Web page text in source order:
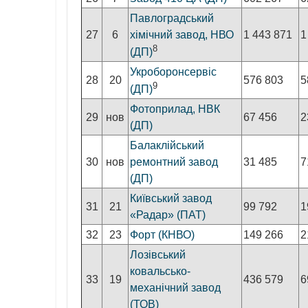
27 6
Павлоградський
хімічний завод, НВО
(ДП)8
1 443 871
28 20
Укроборонсервіс
(ДП)9 576 803
29 нов
Фотоприлад, НВК
(ДП)
67 456
30 нов
Балаклійський
ремонтний завод
(ДП)
31 485
31 21
Київський завод
«Радар» (ПАТ)
99 792
32 23 Форт (КНВО) 149 266
33 19
Лозівський
ковальсько-
механічний завод
(ТОВ)
436 579